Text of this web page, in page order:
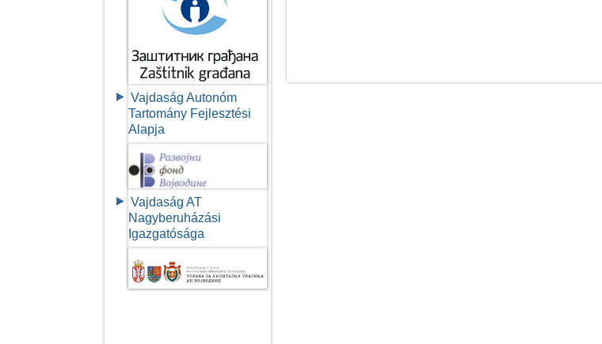
Vajdaság Autonóm
Tartomány Fejlesztési
Alapja
Vajdaság AT
Nagyberuházási
Igazgatósága